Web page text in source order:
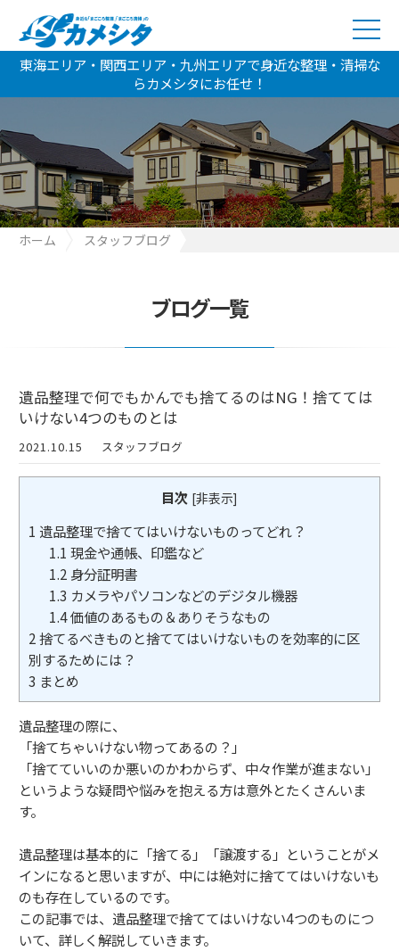
東海エリア・関西エリア・九州エリアで身近な整理・清掃な
らカメシタにお任せ！
ホーム
スタッフブログ
ブログ一覧
遺品整理で何でもかんでも捨てるのはNG！捨てては
いけない4つのものとは
2021.10.15 スタッフブログ
目次 [非表示]
1 遺品整理で捨ててはいけないものってどれ？
1.1 現金や通帳、印鑑など
1.2 身分証明書
1.3 カメラやパソコンなどのデジタル機器
1.4価値のあるもの＆ありそうなもの
2捨てるべきものと捨ててはいけないものを効率的に区
別するためには？
3 まとめ
遺品整理の際に、
「捨てちゃいけない物ってあるの？」
「捨てていいのか悪いのかわからず、中々作業が進まない」
というような疑問や悩みを抱える方は意外とたくさんいま
す。
遺品整理は基本的に「捨てる」「譲渡する」ということがメ
インになると思いますが、中には絶対に捨ててはいけないも
のも存在しているのです。
この記事では、遺品整理で捨ててはいけない4つのものにつ
いて、詳しく解説していきます。